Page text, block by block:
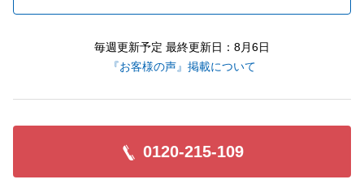
毎週更新予定 最終更新日：8月6日
『お客様の声』掲載について
0120-215-109